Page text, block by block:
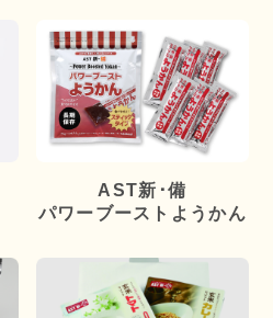
AST新･備
パワーブーストようかん